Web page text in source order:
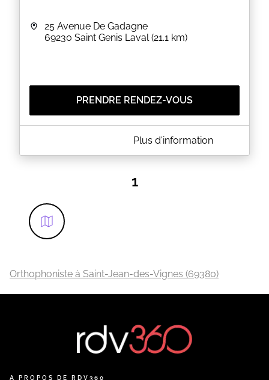
25 Avenue De Gadagne
69230 Saint Genis Laval (21.1 km)
PRENDRE RENDEZ-VOUS
A PROPOS DE FANNY SOLLIER
Il n'est pas possible de stationner dans la résidence
Plus d'information
1
Orthophoniste à Saint-Jean-des-Vignes (69380)
A PROPOS DE RDV360